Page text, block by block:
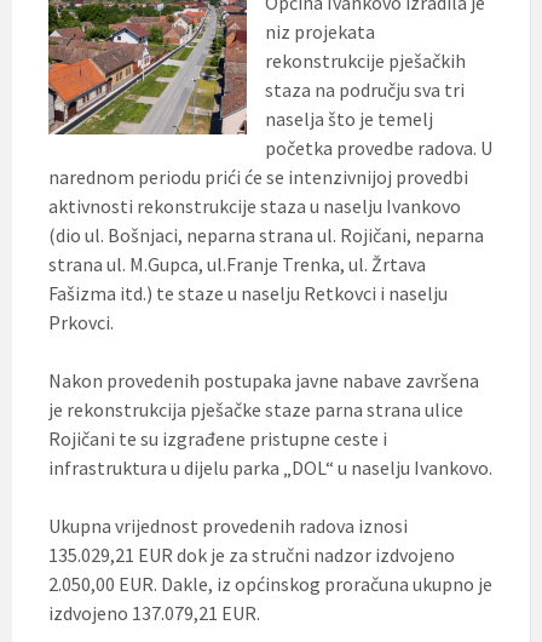
niz projekata
rekonstrukcije pješačkih
staza na području sva tri
naselja što je temelj
početka provedbe radova. U
narednom periodu prići će se intenzivnijoj provedbi
aktivnosti rekonstrukcije staza u naselju Ivankovo
(dio ul. Bošnjaci, neparna strana ul. Rojičani, neparna
strana ul. M.Gupca, ul.Franje Trenka, ul. Žrtava
Fašizma itd.) te staze u naselju Retkovci i naselju
Prkovci.
Nakon provedenih postupaka javne nabave završena
je rekonstrukcija pješačke staze parna strana ulice
Rojičani te su izgrađene pristupne ceste i
infrastruktura u dijelu parka „DOL“ u naselju Ivankovo.
Ukupna vrijednost provedenih radova iznosi
135.029,21 EUR dok je za stručni nadzor izdvojeno
2.050,00 EUR. Dakle, iz općinskog proračuna ukupno je
izdvojeno 137.079,21 EUR.